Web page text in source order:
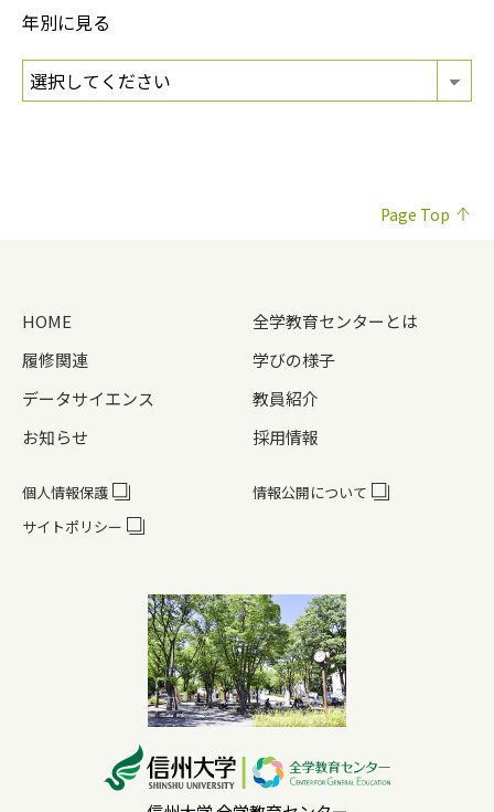
年別に見る
Page Top
HOME
全学教育センターとは
履修関連
学びの様子
データサイエンス
教員紹介
お知らせ
採用情報
個人情報保護
情報公開について
サイトポリシー